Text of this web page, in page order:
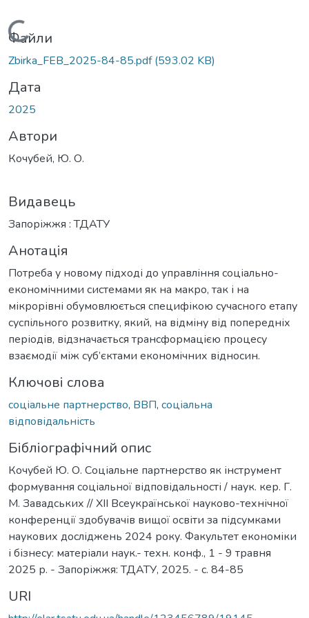
Вантажиться...
Файли
Zbirka_FEB_2025-84-85.pdf(593.02 KB)
Дата
2025
Автори
Кочубей, Ю. О.
Видавець
Запоріжжя : ТДАТУ
Анотація
Потреба у новому підході до управління соціально-
економічними системами як на макро, так і на
мікрорівні обумовлюється специфікою сучасного етапу
суспільного розвитку, який, на відміну від попередніх
періодів, відзначається трансформацією процесу
взаємодії між суб’єктами економічних відносин.
Ключові слова
cоціальне партнерство, ВВП, соціальна
відповідальність
Бібліографічний опис
Кочубей Ю. О. Соціальне партнерство як інструмент
формування соціальної відповідальності / наук. кер. Г.
М. Завадських // ХІІ Всеукраїнської науково-технічної
конференції здобувачів вищої освіти за підсумками
наукових досліджень 2024 року. Факультет економіки
і бізнесу: матеріали наук.- техн. конф., 1 - 9 травня
2025 р. - Запоріжжя: ТДАТУ, 2025. - с. 84-85
URI